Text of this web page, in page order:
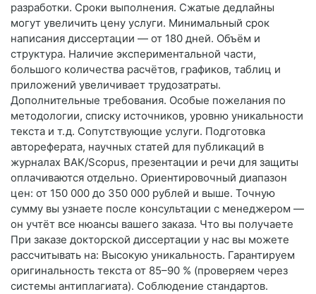
разработки. Сроки выполнения. Сжатые дедлайны
могут увеличить цену услуги. Минимальный срок
написания диссертации — от 180 дней. Объём и
структура. Наличие экспериментальной части,
большого количества расчётов, графиков, таблиц и
приложений увеличивает трудозатраты.
Дополнительные требования. Особые пожелания по
методологии, списку источников, уровню уникальности
текста и т. д. Сопутствующие услуги. Подготовка
автореферата, научных статей для публикаций в
журналах ВАК/Scopus, презентации и речи для защиты
оплачиваются отдельно. Ориентировочный диапазон
цен: от 150 000 до 350 000 рублей и выше. Точную
сумму вы узнаете после консультации с менеджером —
он учтёт все нюансы вашего заказа. Что вы получаете
При заказе докторской диссертации у нас вы можете
рассчитывать на: Высокую уникальность. Гарантируем
оригинальность текста от 85–90 % (проверяем через
системы антиплагиата). Соблюдение стандартов.